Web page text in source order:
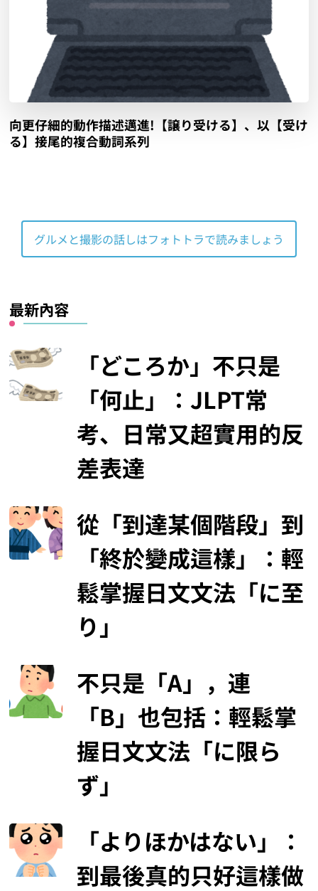
向更仔細的動作描述邁進!【譲り受ける】、以【受け
る】接尾的複合動詞系列
グルメと撮影の話しはフォトトラで読みましょう
最新內容
「どころか」不只是
「何止」：JLPT常
考、日常又超實用的反
差表達
從「到達某個階段」到
「終於變成這樣」：輕
鬆掌握日文文法「に至
り」
不只是「A」，連
「B」也包括：輕鬆掌
握日文文法「に限ら
ず」
「よりほかはない」：
到最後真的只好這樣做